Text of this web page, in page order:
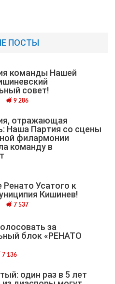
ПОСТЫ
команды Нашей
cовет!
9 286
отражающая
Наша Партия со сцены
филармонии
команду в
Усатого к
Кишинев!
7 537
за
блок «РЕНАТО
7 136
один раз в 5 лет